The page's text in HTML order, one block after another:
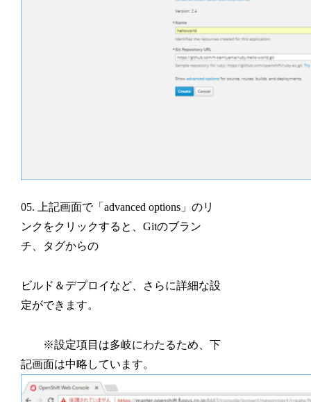
05. 上記画面で「advanced options」のリ
ンクをクリックすると、Gitのブラン
チ、タグからの
ビルド＆デプロイなど、さらに詳細な設
定ができます。
※設定項目は多岐にわたるため、下
記画面は中略しています。